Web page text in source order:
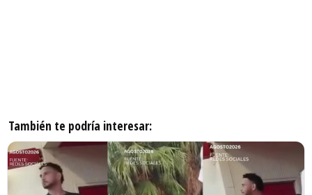
También te podría interesar: